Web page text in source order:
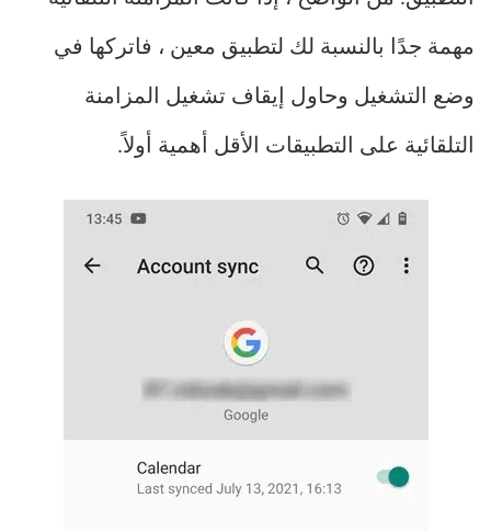
مهمة جدًا بالنسبة لك لتطبيق معين ، فاتركها في
وضع التشغيل وحاول إيقاف تشغيل المزامنة
التلقائية على التطبيقات الأقل أهمية أولاً.